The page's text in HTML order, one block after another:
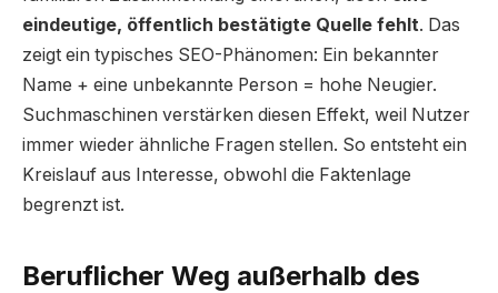
eindeutige, öffentlich bestätigte Quelle fehlt. Das
zeigt ein typisches SEO-Phänomen: Ein bekannter
Name + eine unbekannte Person = hohe Neugier.
Suchmaschinen verstärken diesen Effekt, weil Nutzer
immer wieder ähnliche Fragen stellen. So entsteht ein
Kreislauf aus Interesse, obwohl die Faktenlage
begrenzt ist.
Beruflicher Weg außerhalb des